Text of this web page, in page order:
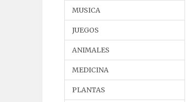
MUSICA
JUEGOS
ANIMALES
MEDICINA
PLANTAS